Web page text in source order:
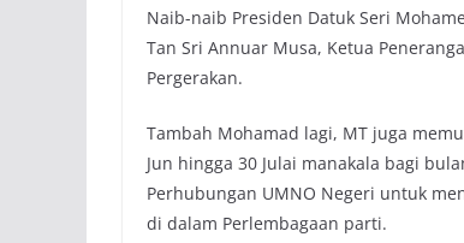
Naib-naib Presiden Datuk Seri
Tan Sri Annuar Musa, Ketua
Pergerakan.
Tambah Mohamad lagi, MT juga
Jun hingga 30 Julai manakala bagi
Perhubungan UMNO Negeri untuk
di dalam Perlembagaan parti.